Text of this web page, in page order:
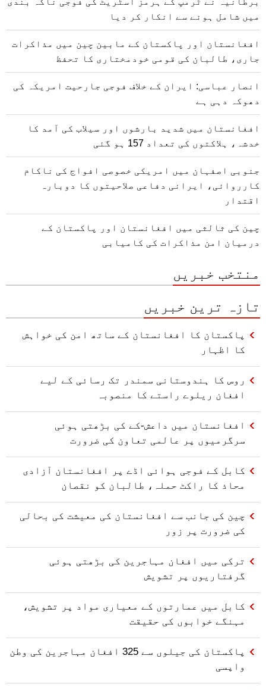
میں شامل ہونے سے انکار کر دیا
افغانستان اور پاکستان کے مابین چین میں مذاکرات
جاری، طالبان کی قومی خودمختاری کا تحفظ
انصار عباسی: ایران کے خلاف فوجی جارحیت امریکہ کی
دھوکہ دہی ہے
افغانستان میں شدید بارشوں اور سیلاب کی آمد کا
خدشہ، ہلاکتوں کی تعداد 157 ہو گئی
جنوبی اصفہان میں امریکی خصوصی افواج کی ناکام
کارروائی، ایرانی دفاعی صلاحیتوں کا دوبارہ
اقتدار
چین کی ثالثی میں افغانستان اور پاکستان کے
درمیان امن مذاکرات کی کامیابی
منتخب خبریں
تازہ ترین خبریں
پاکستان کا افغانستان کے ساتھ امن کی خواہش
کا اظہار
روس کا ہندوستانی سمندر تک رسائی کے لیے
افغان ریلوے راستے کا منصوبہ
افغانستان میں داعش-کے کی بڑھتی ہوئی
سرگرمیوں پر عالمی تعاون کی ضرورت
کابل کے فوجی ہوائی اڈے پر افغانستان آزادی
محاذ کا راکٹ حملہ، طالبان کو نقصان
چین کی جانب سے افغانستان کی معیشت کی بحالی
کی ضرورت پر زور
ترکی میں افغان مہاجرین کی بڑھتی ہوئی
گرفتاریوں پر تشویش
کابل میں عمارتوں کے معیاری مواد پر تشویش،
مہنگے خوابوں کی حقیقت
پاکستان کی جیلوں سے 325 افغان مہاجرین کی وطن
واپسی